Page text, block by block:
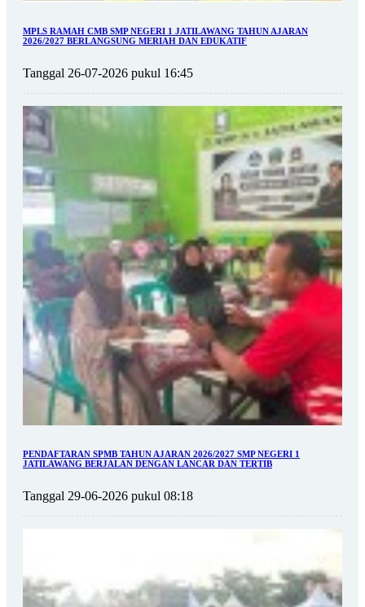
MPLS RAMAH CMB SMP NEGERI 1 JATILAWANG TAHUN AJARAN
2026/2027 BERLANGSUNG MERIAH DAN EDUKATIF
Tanggal 26-07-2026 pukul 16:45
PENDAFTARAN SPMB TAHUN AJARAN 2026/2027 SMP NEGERI 1
JATILAWANG BERJALAN DENGAN LANCAR DAN TERTIB
Tanggal 29-06-2026 pukul 08:18